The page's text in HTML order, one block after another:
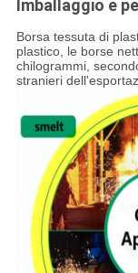
Imballaggio e
Borsa tessuta di
plastico, le borse
chilogrammi,
stranieri